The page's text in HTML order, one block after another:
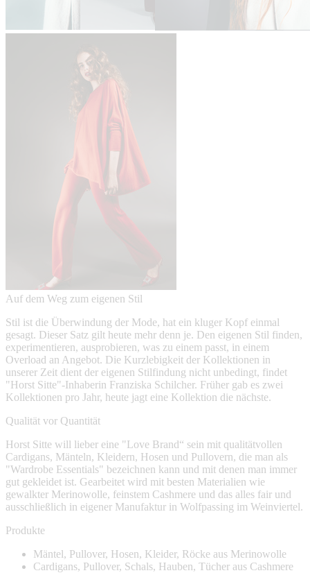
Auf dem Weg zum eigenen Stil
Stil ist die Überwindung der Mode, hat ein kluger Kopf einmal
gesagt. Dieser Satz gilt heute mehr denn je. Den eigenen Stil finden,
experimentieren, ausprobieren, was zu einem passt, in einem
Overload an Angebot. Die Kurzlebigkeit der Kollektionen in
unserer Zeit dient der eigenen Stilfindung nicht unbedingt, findet
"Horst Sitte"-Inhaberin Franziska Schilcher. Früher gab es zwei
Kollektionen pro Jahr, heute jagt eine Kollektion die nächste.
Qualität vor Quantität
Horst Sitte will lieber eine "Love Brand“ sein mit qualitätvollen
Cardigans, Mänteln, Kleidern, Hosen und Pullovern, die man als
"Wardrobe Essentials" bezeichnen kann und mit denen man immer
gut gekleidet ist. Gearbeitet wird mit besten Materialien wie
gewalkter Merinowolle, feinstem Cashmere und das alles fair und
ausschließlich in eigener Manufaktur in Wolfpassing im Weinviertel.
Produkte
Mäntel, Pullover, Hosen, Kleider, Röcke aus Merinowolle
Cardigans, Pullover, Schals, Hauben, Tücher aus Cashmere